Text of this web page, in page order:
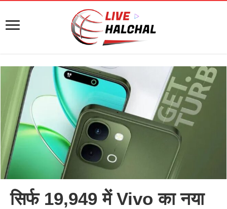
सिर्फ 19,949 में Vivo का नया